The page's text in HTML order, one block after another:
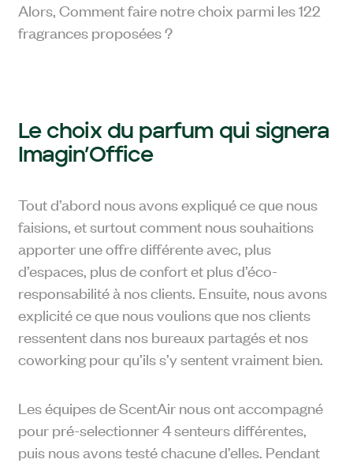
Alors, Comment faire notre choix parmi les 122
fragrances proposées ?
Le choix du parfum qui signera
Imagin’Office
Tout d’abord nous avons expliqué ce que nous
faisions, et surtout comment nous souhaitions
apporter une offre différente avec, plus
d’espaces, plus de confort et plus d’éco-
responsabilité à nos clients. Ensuite, nous avons
explicité ce que nous voulions que nos clients
ressentent dans nos bureaux partagés et nos
coworking pour qu’ils s’y sentent vraiment bien.
Les équipes de ScentAir nous ont accompagné
pour pré-selectionner 4 senteurs différentes,
puis nous avons testé chacune d’elles. Pendant